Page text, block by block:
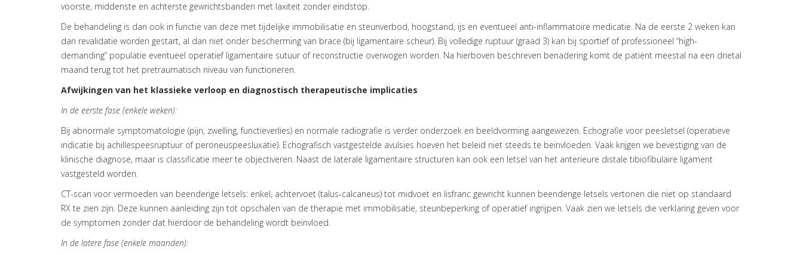
voorste, middenste en achterste gewrichtsbanden met laxiteit zonder eindstop.
De behandeling is dan ook in functie van deze met tijdelijke immobilisatie en steunverbod, hoogstand, ijs en eventueel anti-inflammatoire medicatie. Na de eerste 2 weken kan
dan revalidatie worden gestart, al dan niet onder bescherming van brace (bij ligamentaire scheur). Bij volledige ruptuur (graad 3) kan bij sportief of professioneel “high-
demanding” populatie eventueel operatief ligamentaire sutuur of reconstructie overwogen worden. Na hierboven beschreven benadering komt de patiënt meestal na een drietal
maand terug tot het pretraumatisch niveau van functioneren.
Afwijkingen van het klassieke verloop en diagnostisch therapeutische implicaties
In de eerste fase (enkele weken):
Bij abnormale symptomatologie (pijn, zwelling, functieverlies) en normale radiografie is verder onderzoek en beeldvorming aangewezen. Echografie voor peesletsel (operatieve
indicatie bij achillespeesruptuur of peroneuspeesluxatie). Echografisch vastgestelde avulsies hoeven het beleid niet steeds te beïnvloeden. Vaak krijgen we bevestiging van de
klinische diagnose, maar is classificatie meer te objectiveren. Naast de laterale ligamentaire structuren kan ook een letsel van het anterieure distale tibiofibulaire ligament
vastgesteld worden.
CT-scan voor vermoeden van beenderige letsels: enkel, achtervoet (talus-calcaneus) tot midvoet en lisfranc gewricht kunnen beenderige letsels vertonen die niet op standaard
RX te zien zijn. Deze kunnen aanleiding zijn tot opschalen van de therapie met immobilisatie, steunbeperking of operatief ingrijpen. Vaak zien we letsels die verklaring geven voor
de symptomen zonder dat hierdoor de behandeling wordt beïnvloed.
In de latere fase (enkele maanden):